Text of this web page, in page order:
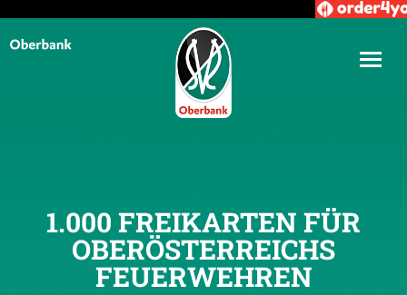
1.000 FREIKARTEN FÜR
OBERÖSTERREICHS
FEUERWEHREN